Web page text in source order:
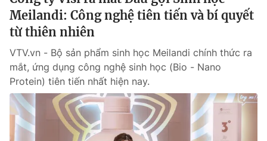
Nguyễn Trọng Ninh
Tổng đài VTV:024.38 355 931 - 024.38 355 932
Ðiện thoại Thời báo VTV:
Email:toasoan@vtv.vn
Liên hệ quảng cáo: 024-7300.7108
Meilandi: Công nghệ tiên tiến và bí quyết
từ thiên nhiên
VTV.vn - Bộ sản phẩm sinh học Meilandi chính thức ra
mắt, ứng dụng công nghệ sinh học (Bio - Nano
Protein) tiên tiến nhất hiện nay.